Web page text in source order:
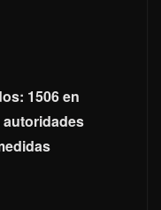
1506 en
autoridades